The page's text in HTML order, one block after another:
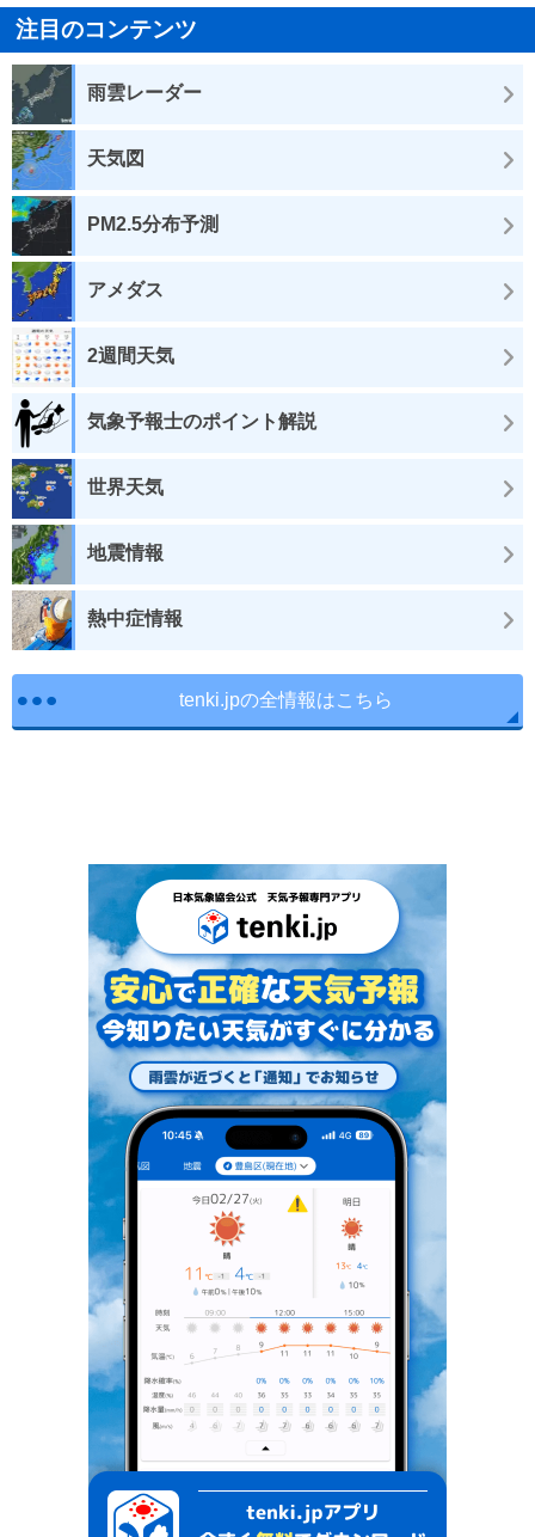
注目のコンテンツ
雨雲レーダー
天気図
PM2.5分布予測
アメダス
2週間天気
気象予報士のポイント解説
世界天気
地震情報
熱中症情報
tenki.jpの全情報はこちら